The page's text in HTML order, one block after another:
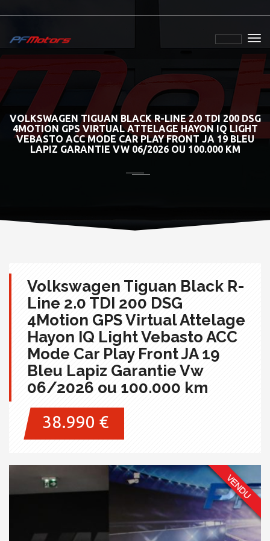
VOLKSWAGEN TIGUAN BLACK R-LINE 2.0 TDI 200 DSG
4MOTION GPS VIRTUAL ATTELAGE HAYON IQ LIGHT
VEBASTO ACC MODE CAR PLAY FRONT JA 19 BLEU
LAPIZ GARANTIE VW 06/2026 OU 100.000 KM
Volkswagen Tiguan Black R-
Line 2.0 TDI 200 DSG
4Motion GPS Virtual Attelage
Hayon IQ Light Vebasto ACC
Mode Car Play Front JA 19
Bleu Lapiz Garantie Vw
06/2026 ou 100.000 km
38.990 €